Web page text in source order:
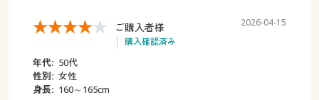
ご購入者様
購入確認済み
2026-04-15
年代: 50代
性別: 女性
身長: 160～165cm